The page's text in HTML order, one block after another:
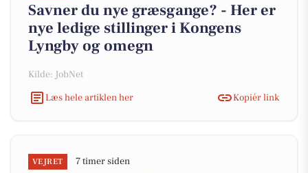
Savner du nye græsgange? - Her er
nye ledige stillinger i Kongens
Lyngby og omegn
Kilde: JobNet
Læs hele artiklen her
Kopiér link
VEJRET 7 timer siden